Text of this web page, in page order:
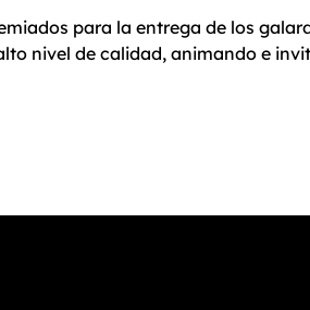
para la entrega de los
nivel de calidad, animando e